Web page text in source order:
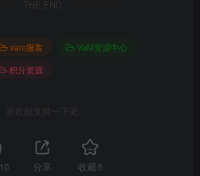
THE END
vam服装
VaM资源中心
积分资源
喜欢就支持一下吧
10 分享 收藏 5